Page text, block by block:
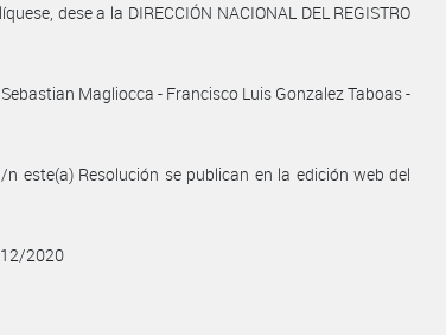
dese a la DIRECCIÓN NACIONAL DEL REGISTRO
Magliocca - Francisco Luis Gonzalez Taboas -
este(a) Resolución se publican en la edición web del
2020